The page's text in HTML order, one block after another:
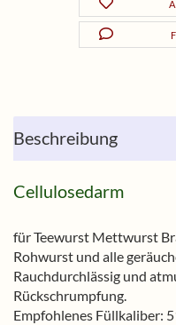
Beschreibung
Cellulosedarm
für Teewurst Mettwurst
Rohwurst und alle
Rauchdurchlässig und
Rückschrumpfung.
Empfohlenes Füllkaliber: